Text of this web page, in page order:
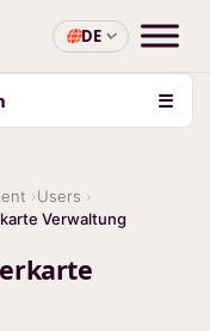
DE
☰
Users
Verwaltung